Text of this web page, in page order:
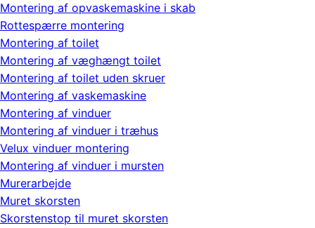
Montering af opvaskemaskine i skab
Rottespærre montering
Montering af toilet
Montering af væghængt toilet
Montering af toilet uden skruer
Montering af vaskemaskine
Montering af vinduer
Montering af vinduer i træhus
Velux vinduer montering
Montering af vinduer i mursten
Murerarbejde
Muret skorsten
Skorstenstop til muret skorsten